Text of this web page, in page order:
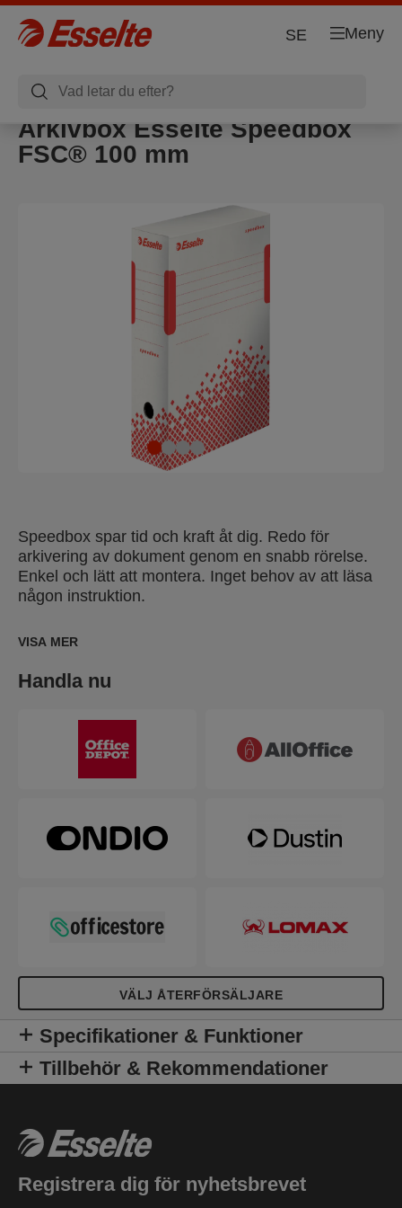
Meny
SE
Arkivbox Esselte Speedbox
FSC® 100 mm
Speedbox spar tid och kraft åt dig. Redo för
arkivering av dokument genom en snabb rörelse.
Enkel och lätt att montera. Inget behov av att läsa
någon instruktion.
VISA MER
Handla nu
VÄLJ ÅTERFÖRSÄLJARE
Specifikationer & Funktioner
Tillbehör & Rekommendationer
Registrera dig för nyhetsbrevet